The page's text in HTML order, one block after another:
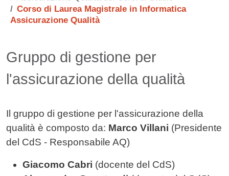
Corso di Laurea Magistrale in Informatica
Assicurazione Qualità
Contenuto
Gruppo di gestione per
l'assicurazione della qualità
Il gruppo di gestione per l'assicurazione della
qualità è composto da: Marco Villani (Presidente
del CdS - Responsabile AQ)
Giacomo Cabri (docente del CdS)